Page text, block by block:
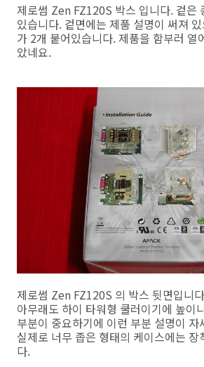
제로썸 Zen FZ120S 박스 입니다. 겉은
있습니다. 겉면에는 제품 설명이 써져
가 2개 붙어있습니다. 제품을 함부러 열
았네요.
제로썸 Zen FZ120S 의 박스 뒷면입니
아무래도 하이 타워형 쿨러이기에 높이
부분이 중요하기에 이런 부분 설명이
실제로 너무 좁은 형태의 케이스에는 장
다.